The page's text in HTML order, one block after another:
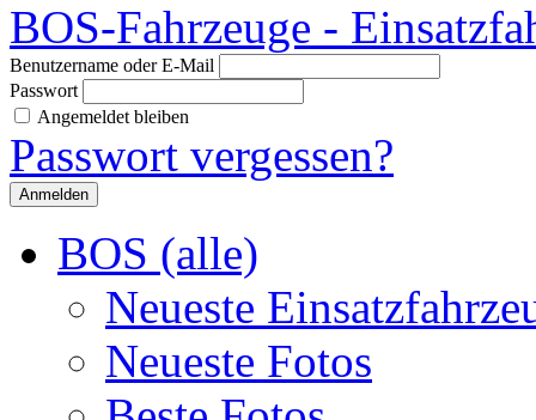
BOS-Fahrzeuge -
Benutzername oder E-Mail
Passwort
Angemeldet bleiben
Passwort vergessen?
BOS (alle)
Neueste
Neueste Fotos